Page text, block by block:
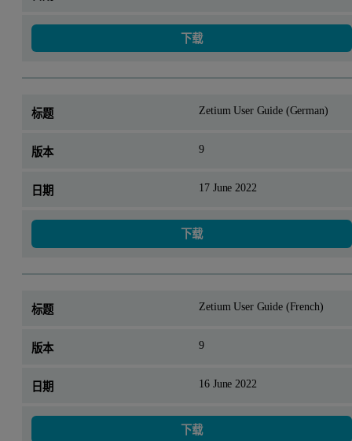
下载
Zetium User Guide (German)
9
17 June 2022
下载
Zetium User Guide (French)
9
16 June 2022
下载